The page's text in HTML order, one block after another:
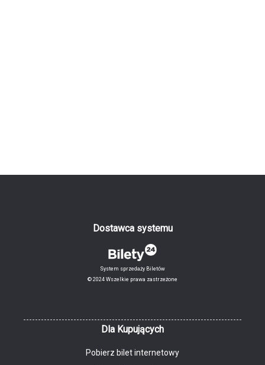
Dostawca systemu
System sprzedaży Biletów
© 2024 Wszelkie prawa zastrzeżone
Dla Kupujących
Pobierz bilet internetowy